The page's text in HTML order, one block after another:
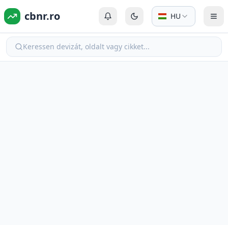
cbnr.ro Bejelentkezés vagy Regisztráció
Váltás sötét módra
HU
Keressen devizát, oldalt vagy cikket...